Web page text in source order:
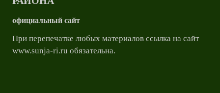
официальный сайт
При перепечатке любых материалов ссылка на сайт
www.sunja-ri.ru обязательна.